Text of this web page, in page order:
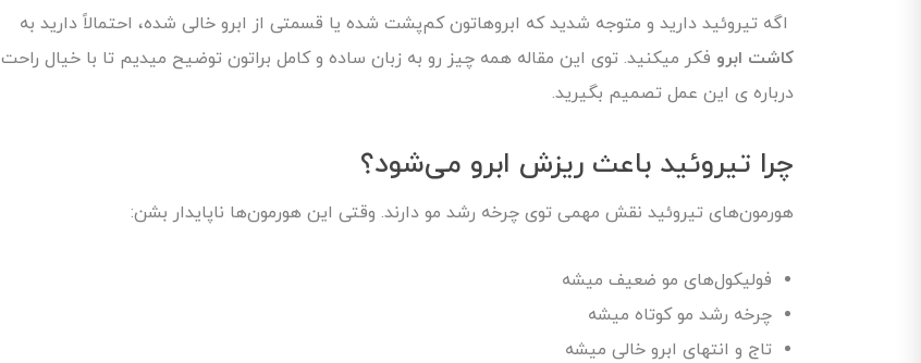
اگه تیروئید دارید و متوجه شدید که ابروهاتون کم‌پشت شده یا قسمتی از ابرو خالی شده، احتمالاً دارید به
کاشت ابرو فکر میکنید. توی این مقاله همه چیز رو به زبان ساده و کامل براتون توضیح میدیم تا با خیال راحت
درباره ی این عمل تصمیم بگیرید.
چرا تیروئید باعث ریزش ابرو می‌شود؟
هورمون‌های تیروئید نقش مهمی توی چرخه رشد مو دارند. وقتی این هورمون‌ها ناپایدار بشن:
فولیکول‌های مو ضعیف میشه
چرخه رشد مو کوتاه میشه
تاج و انتهای ابرو خالی میشه